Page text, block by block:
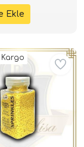
Kargo